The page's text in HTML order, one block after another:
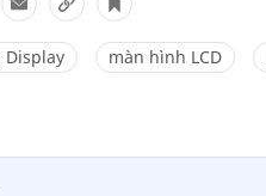
Display màn hình LCD